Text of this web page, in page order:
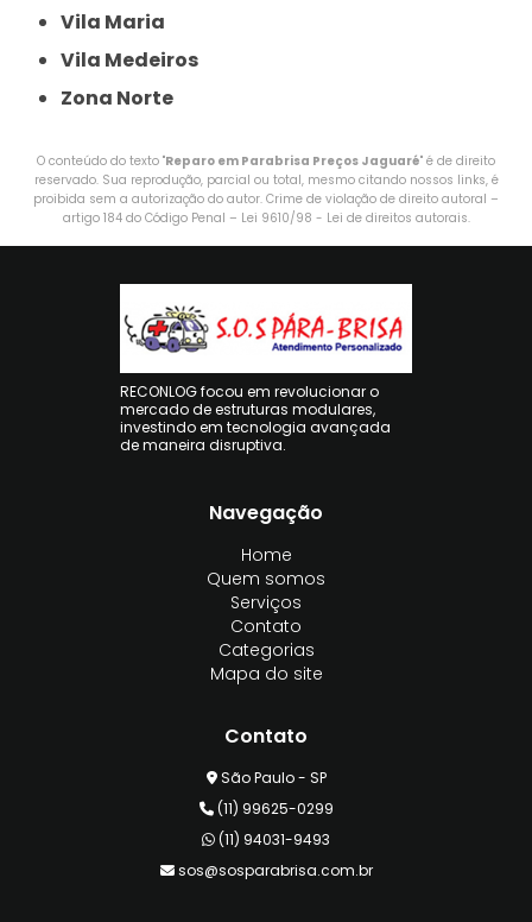
Vila Maria
Vila Medeiros
Zona Norte
O conteúdo do texto "Reparo em Parabrisa Preços Jaguaré" é de direito
reservado. Sua reprodução, parcial ou total, mesmo citando nossos links, é
proibida sem a autorização do autor. Crime de violação de direito autoral –
artigo 184 do Código Penal – Lei 9610/98 - Lei de direitos autorais.
RECONLOG focou em revolucionar o
mercado de estruturas modulares,
investindo em tecnologia avançada
de maneira disruptiva.
Navegação
Home
Quem somos
Serviços
Contato
Categorias
Mapa do site
Contato
São Paulo - SP
(11) 99625-0299
(11) 94031-9493
sos@sosparabrisa.com.br